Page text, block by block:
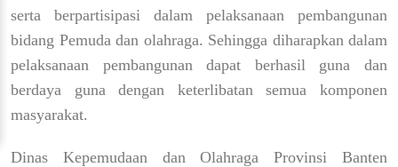
serta berpartisipasi dalam pelaksanaan pembangunan
bidang Pemuda dan olahraga. Sehingga diharapkan dalam
pelaksanaan pembangunan dapat berhasil guna dan
berdaya guna dengan keterlibatan semua komponen
masyarakat.
Dinas Kepemudaan dan Olahraga Provinsi Banten